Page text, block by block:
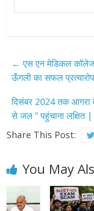
← एस एन मेडिकल कॉलेज
ऊँगली का सफल
दिसंबर 2024 तक आगरा
से जल ” पहुंचाना लक्षित |
Share This Post:
You May